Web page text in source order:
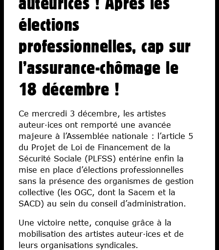
Solidarités
Fiscalité
Libertés
Économies
Ateliers
élections
professionnelles, cap sur
l’assurance-chômage le
18 décembre !
Ce mercredi 3 décembre, les artistes
auteur·ices ont remporté une avancée
majeure à l’Assemblée nationale : l’article 5
du Projet de Loi de Financement de la
Sécurité Sociale (PLFSS) entérine enfin la
mise en place d’élections professionnelles
sans la présence des organismes de gestion
collective (les OGC, dont la Sacem et la
SACD) au sein du conseil d’administration.
Une victoire nette, conquise grâce à la
mobilisation des artistes auteur·ices et de
leurs organisations syndicales.